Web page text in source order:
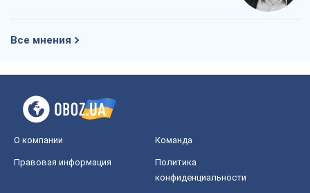
Все мнения
О компании Команда
Правовая информация
Политика
конфиденциальности